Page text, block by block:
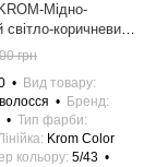
Мідно-
світло-коричневий,
грн
Вид товару
Бренд
Тип фарби
Krom Color
кольору 5/43